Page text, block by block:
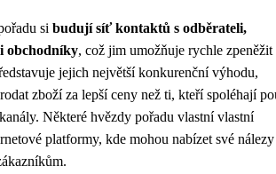
si budují síť kontaktů s odběrateli,
obchodníky, což jim umožňuje rychle zpeněžit
jejich největší konkurenční výhodu,
zboží za lepší ceny než ti, kteří spoléhají
Některé hvězdy pořadu vlastní vlastní
platformy, kde mohou nabízet své nálezy